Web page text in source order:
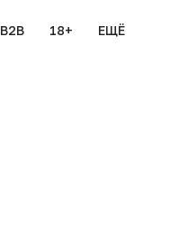
B2B 18+ ЕЩЁ